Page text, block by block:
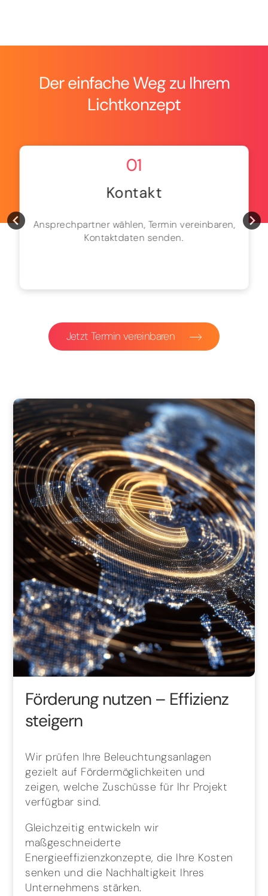
Der einfache Weg zu Ihrem
Lichtkonzept
01
Kontakt
Ansprechpartner wählen, Termin vereinbaren,
Kontaktdaten senden.
Jetzt Termin vereinbaren
Förderung nutzen – Effizienz
steigern
Wir prüfen Ihre Beleuchtungsanlagen
gezielt auf Fördermöglichkeiten und
zeigen, welche Zuschüsse für Ihr Projekt
verfügbar sind.
Gleichzeitig entwickeln wir
maßgeschneiderte
Energieeffizienzkonzepte, die Ihre Kosten
senken und die Nachhaltigkeit Ihres
Unternehmens stärken.